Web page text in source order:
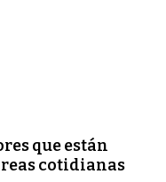
que están
cotidianas